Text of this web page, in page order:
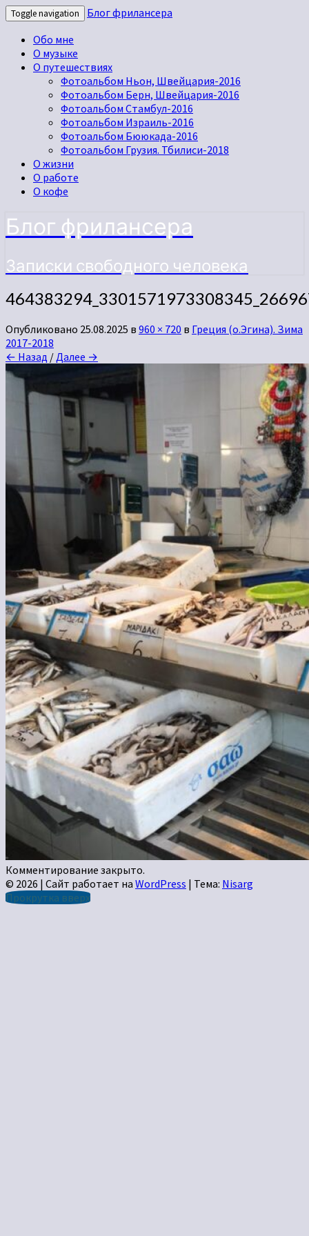
Toggle navigation
Блог фрилансера
Обо мне
О музыке
О путешествиях
Фотоальбом Ньон, Швейцария-2016
Фотоальбом Берн, Швейцария-2016
Фотоальбом Стамбул-2016
Фотоальбом Израиль-2016
Фотоальбом Бююкада-2016
Фотоальбом Грузия. Тбилиси-2018
О жизни
О работе
О кофе
Блог фрилансера
Записки свободного человека
Опубликовано 25.08.2025 в 960 × 720 в Греция (о.Эгина). Зима
2017-2018
← Назад /Далее →
Комментирование закрыто.
© 2026 | Сайт работает на WordPress | Тема: Nisarg
Прокрутка вверх